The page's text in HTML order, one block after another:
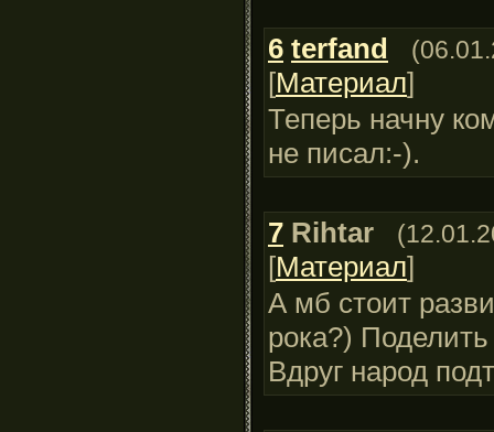
6 terfand
[Материал]
Теперь начну
не писал:-).
7 Rihtar
[Материал]
А мб стоит
рока?)
Вдруг народ